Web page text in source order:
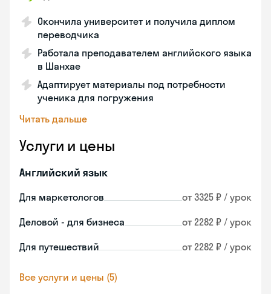
Окончила университет и получила диплом
переводчика
Работала преподавателем английского языка
в Шанхае
Адаптирует материалы под потребности
ученика для погружения
Читать дальше
Услуги и цены
Английский язык
Для маркетологов от 3325 ₽ / урок
Деловой - для бизнеса от 2282 ₽ / урок
Для путешествий от 2282 ₽ / урок
Все услуги и цены (5)